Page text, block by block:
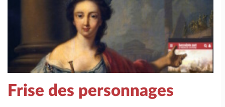
Frise des personnages